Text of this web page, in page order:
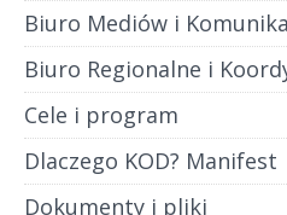
Biuro Mediów i
Biuro Regionalne i
Cele i program
Dlaczego KOD? Manifest
Dokumenty i pliki